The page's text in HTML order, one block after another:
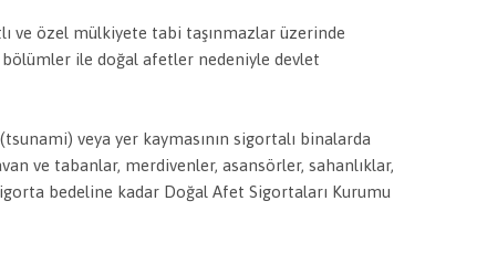
ve özel mülkiyete tabi taşınmazlar üzerinde
ile doğal afetler nedeniyle devlet
veya yer kaymasının sigortalı binalarda
ve tabanlar, merdivenler, asansörler, sahanlıklar,
bedeline kadar Doğal Afet Sigortaları Kurumu